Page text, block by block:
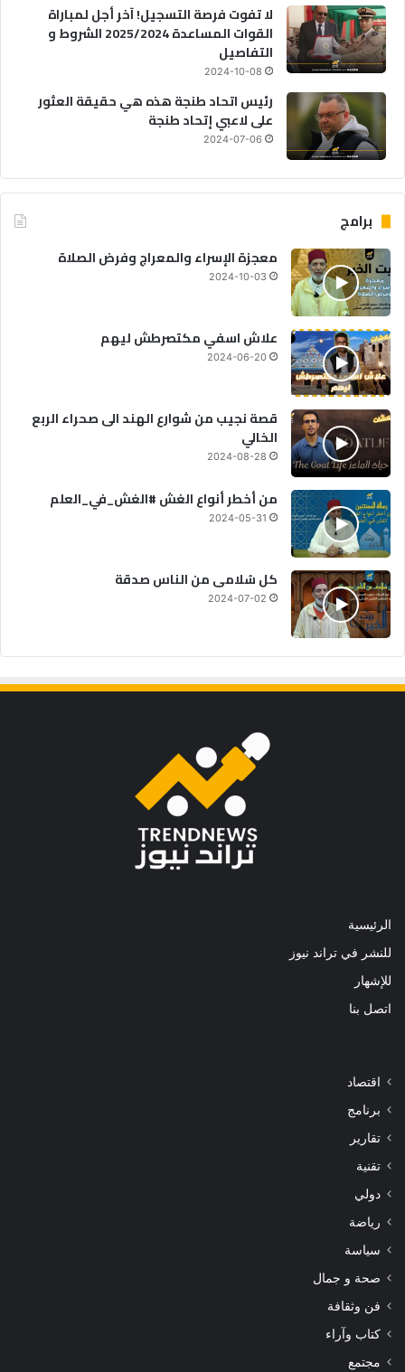
لا تفوت فرصة التسجيل! آخر أجل لمباراة
القوات المساعدة 2025/2024 الشروط و
التفاصيل
2024-10-08
رئيس اتحاد طنجة هذه هي حقيقة العثور
على لاعبي إتحاد طنجة
2024-07-06
برامج
معجزة الإسراء والمعراج وفرض الصلاة
2024-10-03
علاش اسفي مكتصرطش ليهم
2024-06-20
قصة نجيب من شوارع الهند الى صحراء الربع
الخالي
2024-08-28
من أخطر أنواع الغش #الغش_في_العلم
2024-05-31
كل سُلامى من الناس صدقة
2024-07-02
الرئيسية
للنشر في تراند نيوز
للإشهار
اتصل بنا
اقتصاد
برنامج
تقارير
تقنية
دولي
رياضة
سياسة
صحة و جمال
فن وثقافة
كتاب وآراء
مجتمع